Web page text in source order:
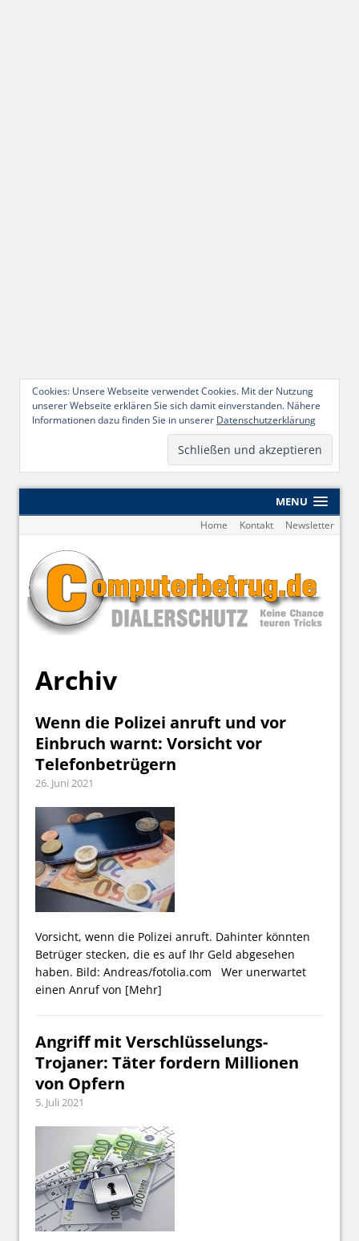
Cookies: Unsere Webseite verwendet Cookies. Mit der Nutzung
unserer Webseite erklären Sie sich damit einverstanden. Nähere
Informationen dazu finden Sie in unserer Datenschutzerklärung
MENU
Home Kontakt Newsletter
Archiv
Wenn die Polizei anruft und vor
Einbruch warnt: Vorsicht vor
Telefonbetrügern
26. Juni 2021
Vorsicht, wenn die Polizei anruft. Dahinter könnten
Betrüger stecken, die es auf Ihr Geld abgesehen
haben. Bild: Andreas/fotolia.com Wer unerwartet
einen Anruf von [Mehr]
Angriff mit Verschlüsselungs-
Trojaner: Täter fordern Millionen
von Opfern
5. Juli 2021